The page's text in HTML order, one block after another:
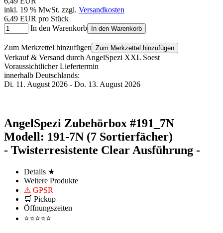
inkl. 19 % MwSt. zzgl. Versandkosten
6,49 EUR pro Stück
In den Warenkorb
In den Warenkorb
Zum Merkzettel hinzufügen Zum Merkzettel hinzufügen
Verkauf & Versand durch AngelSpezi XXL Soest
Voraussichtlicher Liefertermin
innerhalb Deutschlands:
Di. 11. August 2026 - Do. 13. August 2026
AngelSpezi Zubehörbox #191_7N
Modell: 191-7N (7 Sortierfächer)
- Twisterresistente Clear Ausführung -
Details ★
Weitere Produkte
⚠ GPSR
🛒 Pickup
Öffnungszeiten
⭐⭐⭐⭐⭐